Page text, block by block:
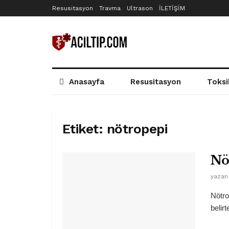
Resusitasyon Travma Ultrason İLETİŞİM
Anasayfa Resusitasyon
Etiket: nötropepi
yazan